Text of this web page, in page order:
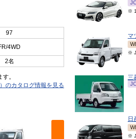
97
4WD
2名
。
のカタログ情報を見る
※
マ
※
三
日
※